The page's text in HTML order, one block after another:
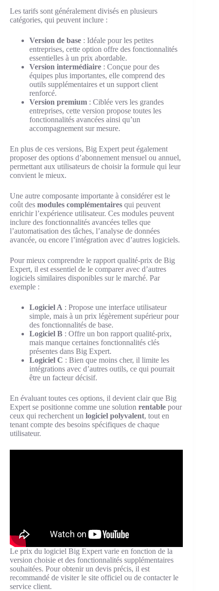
Les tarifs sont généralement divisés en plusieurs
catégories, qui peuvent inclure :
Version de base : Idéale pour les petites
entreprises, cette option offre des fonctionnalités
essentielles à un prix abordable.
Version intermédiaire : Conçue pour des
équipes plus importantes, elle comprend des
outils supplémentaires et un support client
renforcé.
Version premium : Ciblée vers les grandes
entreprises, cette version propose toutes les
fonctionnalités avancées ainsi qu’un
accompagnement sur mesure.
En plus de ces versions, Big Expert peut également
proposer des options d’abonnement mensuel ou annuel,
permettant aux utilisateurs de choisir la formule qui leur
convient le mieux.
Une autre composante importante à considérer est le
coût des modules complémentaires qui peuvent
enrichir l’expérience utilisateur. Ces modules peuvent
inclure des fonctionnalités avancées telles que
l’automatisation des tâches, l’analyse de données
avancée, ou encore l’intégration avec d’autres logiciels.
Pour mieux comprendre le rapport qualité-prix de Big
Expert, il est essentiel de le comparer avec d’autres
logiciels similaires disponibles sur le marché. Par
exemple :
Logiciel A : Propose une interface utilisateur
simple, mais à un prix légèrement supérieur pour
des fonctionnalités de base.
Logiciel B : Offre un bon rapport qualité-prix,
mais manque certaines fonctionnalités clés
présentes dans Big Expert.
Logiciel C : Bien que moins cher, il limite les
intégrations avec d’autres outils, ce qui pourrait
être un facteur décisif.
En évaluant toutes ces options, il devient clair que Big
Expert se positionne comme une solution rentable pour
ceux qui recherchent un logiciel polyvalent, tout en
tenant compte des besoins spécifiques de chaque
utilisateur.
Le prix du logiciel Big Expert varie en fonction de la
version choisie et des fonctionnalités supplémentaires
souhaitées. Pour obtenir un devis précis, il est
recommandé de visiter le site officiel ou de contacter le
service client.